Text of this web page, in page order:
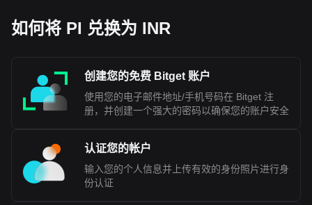
如何将 PI 兑换为 INR
创建您的免费 Bitget 账户
使用您的电子邮件地址/手机号码在 Bitget 注
册，并创建一个强大的密码以确保您的账户安全
认证您的帐户
输入您的个人信息并上传有效的身份照片进行身
份认证